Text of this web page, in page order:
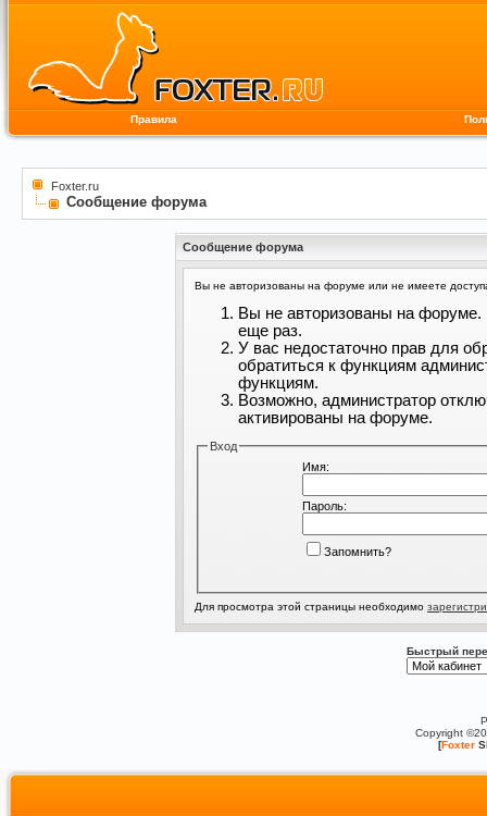
Правила
Foxter.ru
Сообщение форума
Сообщение форума
Вы не авторизованы на форуме или не имеете
Вы не авторизованы на форуме.
еще раз.
У вас недостаточно прав для
обратиться к функциям
функциям.
Возможно, администратор
активированы на форуме.
Вход
Имя:
Пароль:
Запомнить?
Для просмотра этой страницы необходимо
Быстрый
Copyright
[Foxter